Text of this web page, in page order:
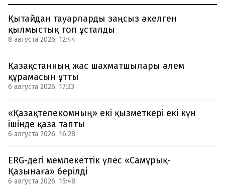
Қытайдан тауарларды заңсыз әкелген
қылмыстық топ ұсталды
8 августа 2026, 12:44
Қазақстанның жас шахматшылары әлем
құрамасын ұтты
6 августа 2026, 17:23
«Қазақтелекомның» екі қызметкері екі күн
ішінде қаза тапты
6 августа 2026, 16:28
ERG-дегі мемлекеттік үлес «Самұрық-
Қазынаға» берілді
6 августа 2026, 15:48